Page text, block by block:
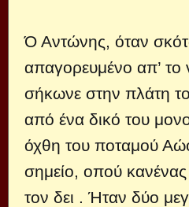
Ό Αντώνης, όταν
απαγορευμένο απ’ το
σήκωνε στην πλάτη
από ένα δικό του
όχθη του ποταμού
σημείο, οπού
τον δει . Ήταν δύο